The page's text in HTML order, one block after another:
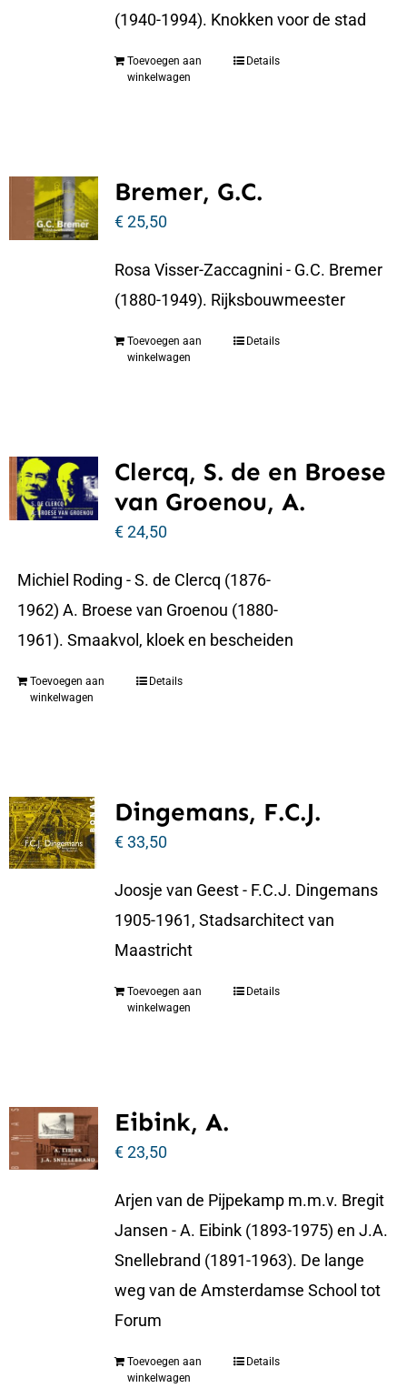
(1940-1994). Knokken voor de stad
Toevoegen aan
winkelwagen
Details
Bremer, G.C.
€25,50
Rosa Visser-Zaccagnini - G.C. Bremer
(1880-1949). Rijksbouwmeester
Toevoegen aan
winkelwagen
Details
Clercq, S. de en Broese
van Groenou, A.
€24,50
Michiel Roding - S. de Clercq (1876-
1962) A. Broese van Groenou (1880-
1961). Smaakvol, kloek en bescheiden
Toevoegen aan
winkelwagen
Details
Dingemans, F.C.J.
€33,50
Joosje van Geest - F.C.J. Dingemans
1905-1961, Stadsarchitect van
Maastricht
Toevoegen aan
winkelwagen
Details
Eibink, A.
€23,50
Arjen van de Pijpekamp m.m.v. Bregit
Jansen - A. Eibink (1893-1975) en J.A.
Snellebrand (1891-1963). De lange
weg van de Amsterdamse School tot
Forum
Toevoegen aan
winkelwagen
Details